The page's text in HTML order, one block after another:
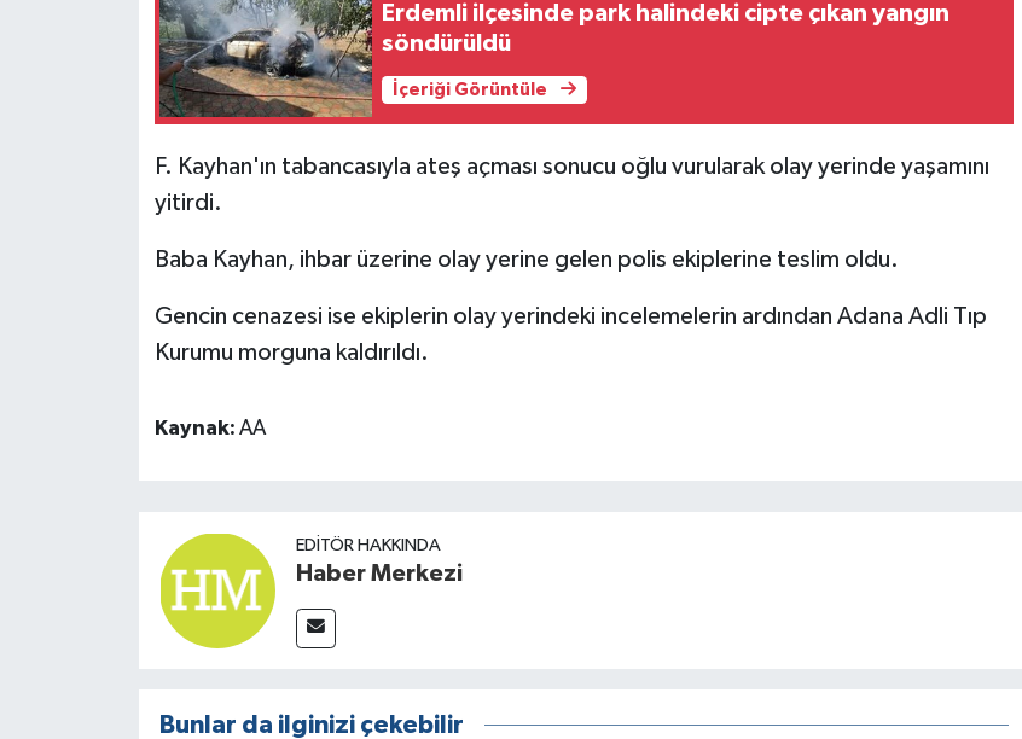
Erdemli ilçesinde park halindeki cipte çıkan yangın
söndürüldü
İçeriği Görüntüle
F. Kayhan'ın tabancasıyla ateş açması sonucu oğlu vurularak olay yerinde yaşamını
yitirdi.
Baba Kayhan, ihbar üzerine olay yerine gelen polis ekiplerine teslim oldu.
Gencin cenazesi ise ekiplerin olay yerindeki incelemelerin ardından Adana Adli Tıp
Kurumu morguna kaldırıldı.
Kaynak: AA
EDITÖR HAKKINDA
Haber Merkezi
Bunlar da ilginizi çekebilir